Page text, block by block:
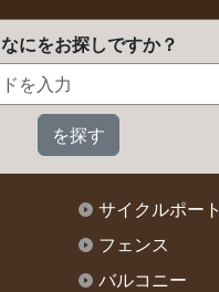
なにをお探しですか？
サイクルポート
フェンス
バルコニー